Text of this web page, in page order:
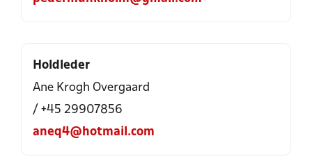
Holdleder
Ane Krogh Overgaard
/ +45 29907856
aneq4@hotmail.com